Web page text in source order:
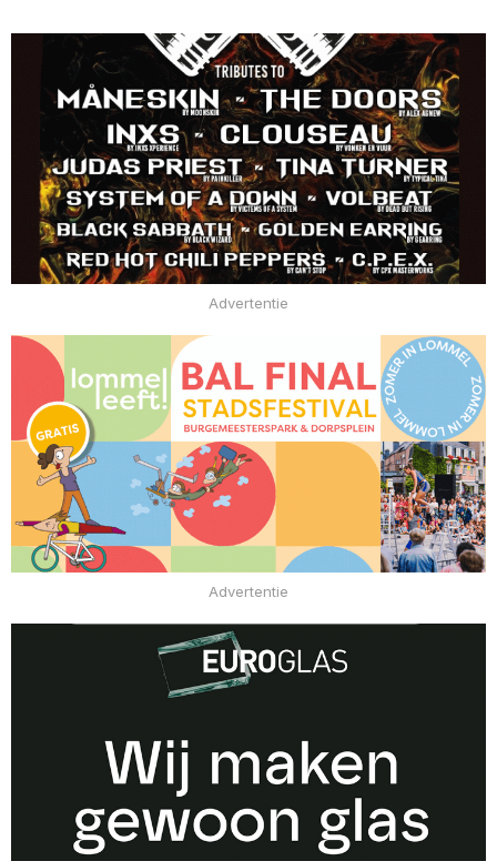
Advertentie
Advertentie